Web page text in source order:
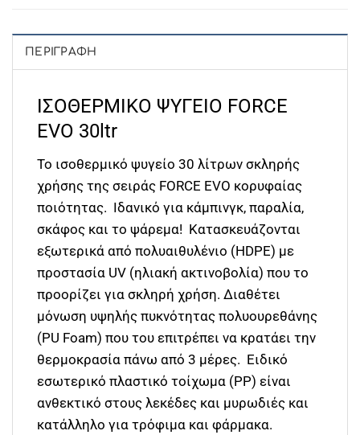
ΠΕΡΙΓΡΑΦΉ
ΙΣΟΘΕΡΜΙKO ΨΥΓΕΙΟ FORCE
EVO 30ltr
Το ισοθερμικό ψυγείο 30 λίτρων σκληρής
χρήσης της σειράς FORCE EVO κορυφαίας
ποιότητας. Ιδανικό για κάμπινγκ, παραλία,
σκάφος και το ψάρεμα! Κατασκευάζονται
εξωτερικά από πολυαιθυλένιο (HDPE) με
προστασία UV (ηλιακή ακτινοβολία) που το
προορίζει για σκληρή χρήση. Διαθέτει
μόνωση υψηλής πυκνότητας πολυουρεθάνης
(PU Foam) που του επιτρέπει να κρατάει την
θερμοκρασία πάνω από 3 μέρες. Eιδικό
εσωτερικό πλαστικό τοίχωμα (PP) είναι
ανθεκτικό στους λεκέδες και μυρωδιές και
κατάλληλο για τρόφιμα και φάρμακα.